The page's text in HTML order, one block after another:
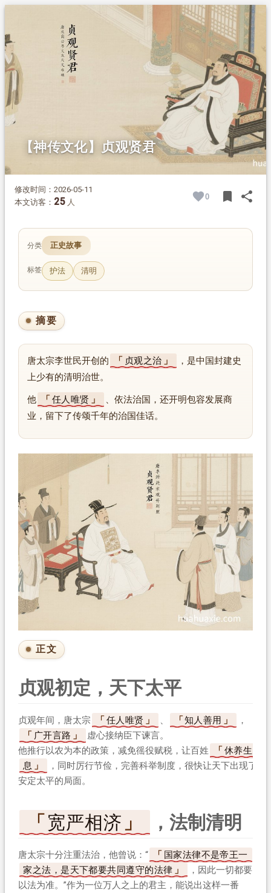
贞观初定，天下太平
宽严相济，法制清明
不抑商业，远见卓识
丝路兴盛，连通世界
【神传文化】贞观贤君
修改时间：2026-05-11
本文访客： 25 人
0 bookmark share
分类 正史故事
标签 护法 清明
摘要
唐太宗李世民开创的 贞观之治
，是中国封建史
上少有的清明治世。
他 任人唯贤
、依法治国，还开明包容发展商
业，留下了传颂千年的治国佳话。
正文
贞观初定，天下太平
贞观年间，唐太宗 任人唯贤 知人善用
，
广开言路
虚心接纳臣下谏言。
他推行以农为本的政策，减免徭役赋税，让百姓
休养生
息
，同时厉行节俭，完善科举制度，很快让天下出现了
安定太平的局面。
宽严相济 ，法制清明
唐太宗十分注重法治，他曾说：“
国家法律不是帝王一
家之法，是天下都要共同遵守的法律
，因此一切都要
以法为准。”作为一位万人之上的君主，能说出这样一番